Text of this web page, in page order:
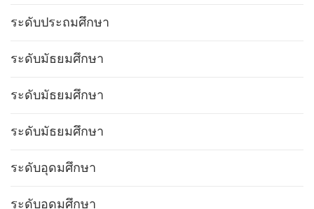
ระดับประถมศึกษา
ระดับมัธยมศึกษา
ระดับมัธยมศึกษา
ระดับมัธยมศึกษา
ระดับอุดมศึกษา
ระดับอุดมศึกษา